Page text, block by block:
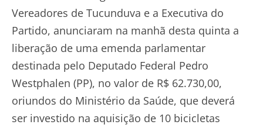
Vereadores de Tucunduva e a Executiva do
Partido, anunciaram na manhã desta quinta a
liberação de uma emenda parlamentar
destinada pelo Deputado Federal Pedro
Westphalen (PP), no valor de R$ 62.730,00,
oriundos do Ministério da Saúde, que deverá
ser investido na aquisição de 10 bicicletas